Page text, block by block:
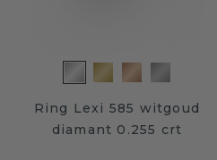
Ring Lexi 585 witgoud
diamant 0.255 crt